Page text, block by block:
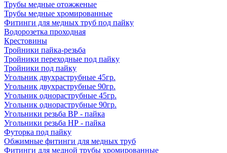
Трубы медные отожженые
Трубы медные хромированные
Фитинги для медных труб под пайку
Водорозетка проходная
Крестовины
Тройники пайка-резьба
Тройники переходные под пайку
Тройники под пайку
Угольник двухраструбные 45гр.
Угольник двухраструбные 90гр.
Угольник однораструбные 45гр.
Угольник однораструбные 90гр.
Угольники резьба ВР - пайка
Угольники резьба НР - пайка
Футорка под пайку
Обжимные фитинги для медных труб
Фитинги для медной трубы хромированные